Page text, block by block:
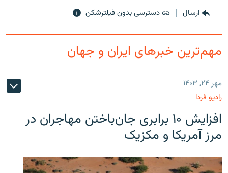
ارسال دسترسی بدون فیلترشکن
مهم‌ترین خبرهای ایران و جهان
مهر ۲۴, ۱۴۰۳
رادیو فردا
افزایش ۱۰ برابری جان‌باختن مهاجران در
مرز آمریکا و مکزیک